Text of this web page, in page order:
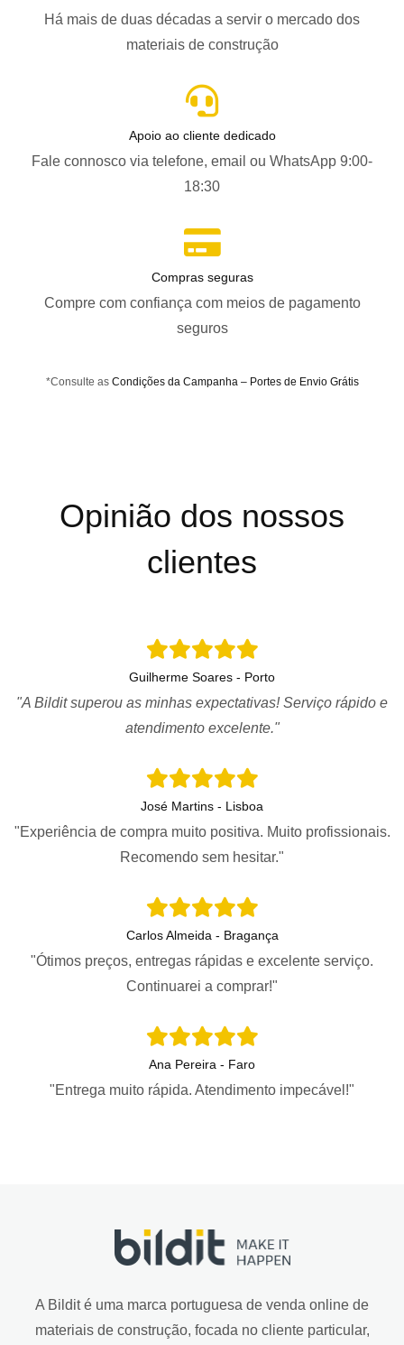
Há mais de duas décadas a servir o mercado dos
materiais de construção
Apoio ao cliente dedicado
Fale connosco via telefone, email ou WhatsApp 9:00-
18:30
Compras seguras
Compre com confiança com meios de pagamento
seguros
*Consulte as Condições da Campanha – Portes de Envio Grátis
Opinião dos nossos
clientes
Guilherme Soares - Porto
"A Bildit superou as minhas expectativas! Serviço rápido e
atendimento excelente."
José Martins - Lisboa
"Experiência de compra muito positiva. Muito profissionais.
Recomendo sem hesitar."
Carlos Almeida - Bragança
"Ótimos preços, entregas rápidas e excelente serviço.
Continuarei a comprar!"
Ana Pereira - Faro
"Entrega muito rápida. Atendimento impecável!"
A Bildit é uma marca portuguesa de venda online de
materiais de construção, focada no cliente particular,